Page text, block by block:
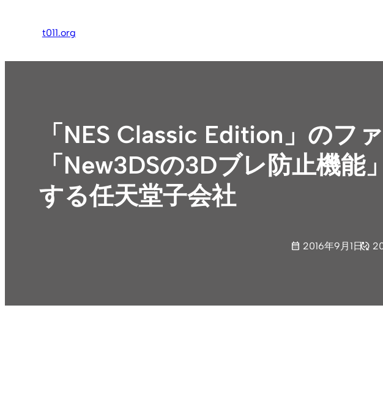
ス
t011.org
「NES Classic Edition」のフ
「New3DSの3Dブレ防止機
する任天堂子会社
2016年9月1日